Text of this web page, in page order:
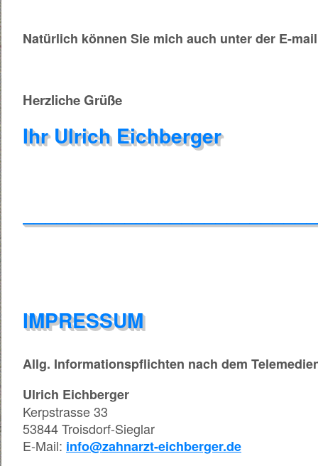
Natürlich können Sie mich auch unter der E-
Herzliche Grüße
Ihr Ulrich Eichberger
IMPRESSUM
Allg. Informationspflichten nach dem
Ulrich Eichberger
Kerpstrasse 33
53844 Troisdorf-Sieglar
E-Mail: info@zahnarzt-eichberger.de